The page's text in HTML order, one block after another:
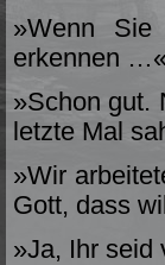
»Wenn
erkennen
»Schon gut.
letzte Mal
»Wir
Gott, dass
»Ja, Ihr seid